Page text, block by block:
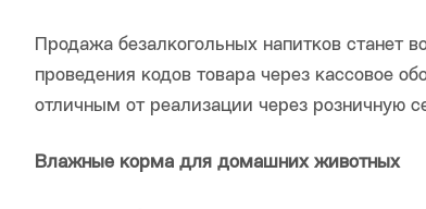
Продажа безалкогольных напитков станет
проведения кодов товара через кассовое
отличным от реализации через розничную
Влажные корма для домашних животных